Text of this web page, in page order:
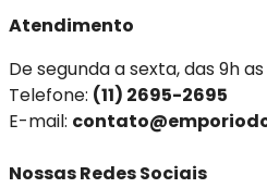
Atendimento
De segunda a sexta, das 9h as
Telefone: (11) 2695-2695
E-mail:
Nossas Redes Sociais